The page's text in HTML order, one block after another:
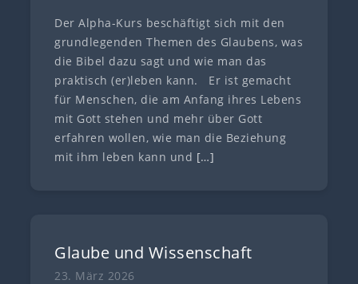
Der Alpha-Kurs beschäftigt sich mit den
grundlegenden Themen des Glaubens, was
die Bibel dazu sagt und wie man das
praktisch (er)leben kann. Er ist gemacht
für Menschen, die am Anfang ihres Lebens
mit Gott stehen und mehr über Gott
erfahren wollen, wie man die Beziehung
mit ihm leben kann und […]
Glaube und Wissenschaft
23. März 2026